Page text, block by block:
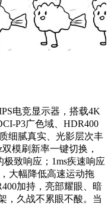
电竞显示器，搭载4K
P3广色域、HDR400
细腻真实、光影层次丰
模刷新率一键切换，
致响应；1ms疾速响应
大幅降低高速运动拖
加持，亮部耀眼、暗
，久战不累眼不酸。当